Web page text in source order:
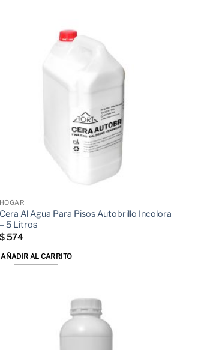
HOGAR
Cera Al Agua Para Pisos Autobrillo Incolora
– 5 Litros
$574
AÑADIR AL CARRITO